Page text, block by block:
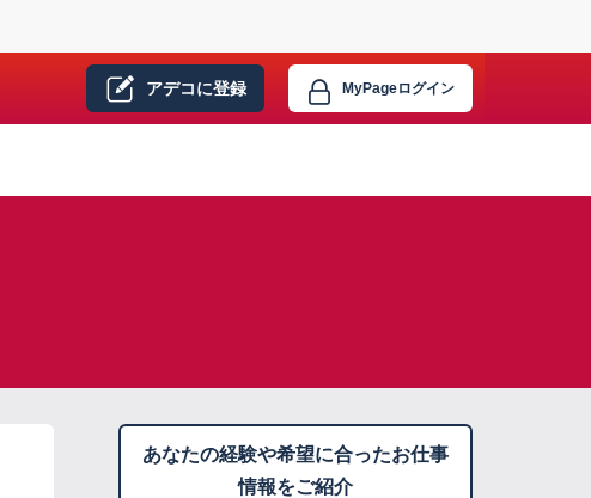
アデコに登録 MyPageログイン
あなたの経験や希望に合ったお仕事
情報をご紹介